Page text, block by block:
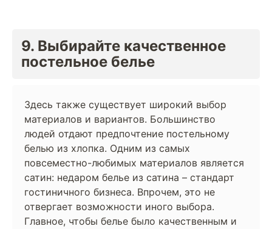
9. Выбирайте качественное
постельное белье
Здесь также существует широкий выбор
материалов и вариантов. Большинство
людей отдают предпочтение постельному
белью из хлопка. Одним из самых
повсеместно-любимых материалов является
сатин: недаром белье из сатина – стандарт
гостиничного бизнеса. Впрочем, это не
отвергает возможности иного выбора.
Главное, чтобы белье было качественным и